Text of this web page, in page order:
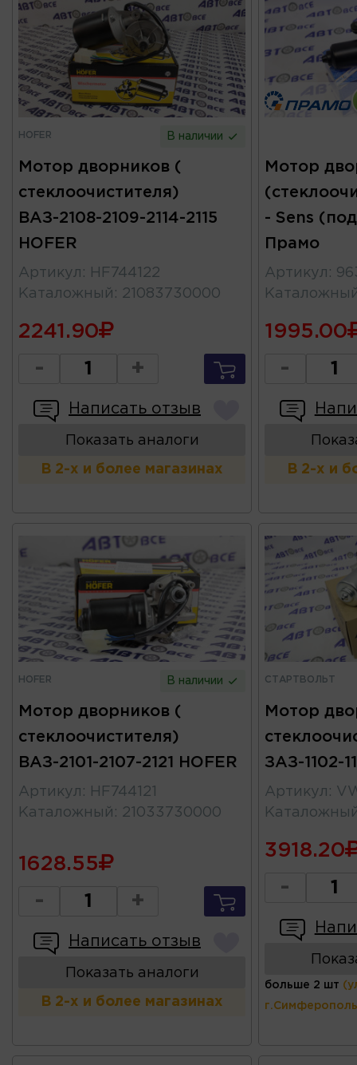
HOFER В наличии
Мотор дворников (
стеклоочистителя)
ВАЗ-2108-2109-2114-2115
HOFER
Артикул :
HF744122
Каталожный : 21083730000
2241.90
- +
Написать отзыв
Показать аналоги
В 2-х и более магазинах
Мотор
- Sens
Прамо
Артикул :
1995.00
-
В 2-х и
HOFER В наличии
Мотор дворников (
стеклоочистителя)
ВАЗ-2101-2107-2121 HOFER
Артикул :
HF744121
Каталожный : 21033730000
1628.55
- +
Написать отзыв
Показать аналоги
В 2-х и более магазинах
СТАРТВОЛЬТ
Мотор
ЗАЗ-1102-
Артикул :
3918.20
-
больше 2 шт